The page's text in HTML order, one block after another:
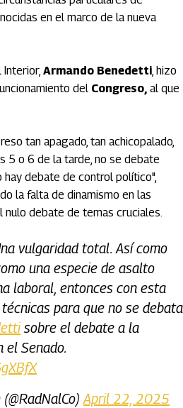
en el marco de la nueva
Interior, Armando Benedetti, hizo
del Congreso, al que
tan apagado, tan achicopalado,
5 o 6 de la tarde, no se debate
hay debate de control político",
la falta de dinamismo en las
debate de temas cruciales.
vulgaridad total. Así como
una especie de asalto
laboral, entonces con esta
para que no se debata
sobre el debate a la
el Senado.
April 22, 2025